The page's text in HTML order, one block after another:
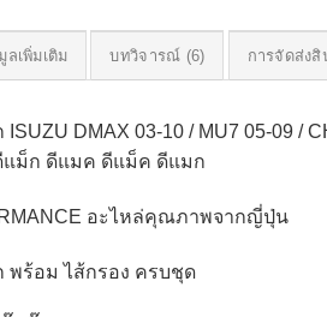
ลเพิ่มเติม บทวิจารณ์ (6) การจัดส่งสิ
DMAX 03-10 / MU7 05-09 /
แม็ก ดีแมค ดีแม็ค ดีแมก
อะไหล่คุณภาพจากญี่ปุ่น
พร้อม ไส้กรอง ครบชุด